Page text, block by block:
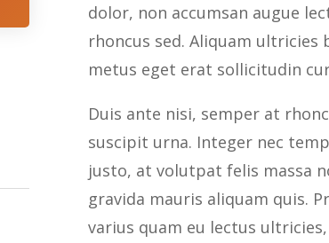
dolor, non accumsan augue
rhoncus sed. Aliquam ultricies
metus eget erat sollicitudin
Duis ante nisi, semper at
suscipit urna. Integer nec
justo, at volutpat felis massa
gravida mauris aliquam quis.
varius quam eu lectus